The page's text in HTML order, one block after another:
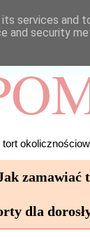
zamawiać
dla
services and
and security